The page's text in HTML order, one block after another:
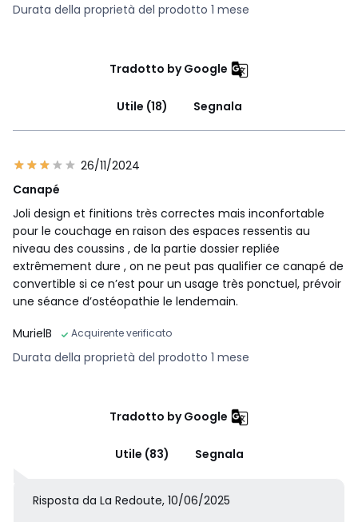
Durata della proprietà del prodotto 1 mese
Tradotto by Google
Utile (18) Segnala
26/11/2024
Canapé
Joli design et finitions très correctes mais inconfortable
pour le couchage en raison des espaces ressentis au
niveau des coussins , de la partie dossier repliée
extrêmement dure , on ne peut pas qualifier ce canapé de
convertible si ce n’est pour un usage très ponctuel, prévoir
une séance d’ostéopathie le lendemain.
MurielB
Acquirente verificato
Durata della proprietà del prodotto 1 mese
Tradotto by Google
Utile (83) Segnala
Risposta da La Redoute, 10/06/2025